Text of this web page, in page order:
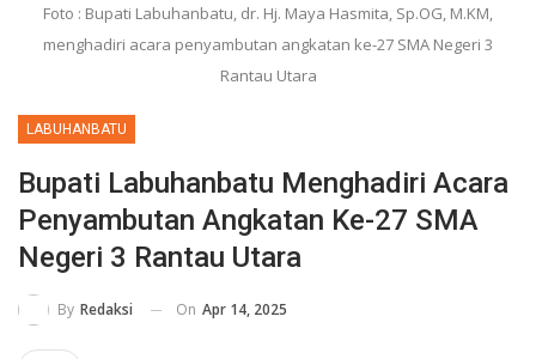
Foto : Bupati Labuhanbatu, dr. Hj. Maya Hasmita, Sp.OG, M.KM,
menghadiri acara penyambutan angkatan ke-27 SMA Negeri 3
Rantau Utara
LABUHANBATU
Bupati Labuhanbatu Menghadiri Acara
Penyambutan Angkatan Ke-27 SMA
Negeri 3 Rantau Utara
By Redaksi On Apr 14, 2025